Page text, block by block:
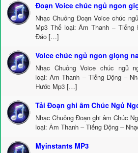
Đoạn Voice chúc ngủ ngon
Nhạc Chuông Đoạn Voice chúc
Mp3 Thể loại: Âm Thanh –
Đáo […]
Voice chúc ngủ ngon giọng
Nhạc Chuông Voice chúc ngủ
loại: Âm Thanh – Tiếng Động –
Hước Mp3 […]
Tải Đoạn ghi âm Chúc Ngủ
Nhạc Chuông Đoạn ghi âm Chúc
loại: Âm Thanh – Tiếng Động –
Myinstants MP3